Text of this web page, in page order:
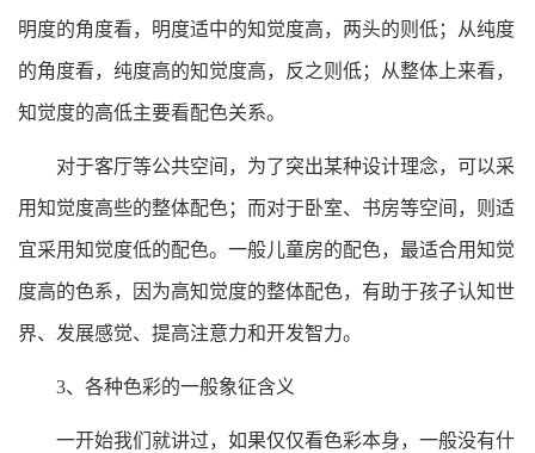
明度的角度看，明度适中的知觉度高，两头的则低；从纯度
的角度看，纯度高的知觉度高，反之则低；从整体上来看，
知觉度的高低主要看配色关系。
对于客厅等公共空间，为了突出某种设计理念，可以采
用知觉度高些的整体配色；而对于卧室、书房等空间，则适
宜采用知觉度低的配色。一般儿童房的配色，最适合用知觉
度高的色系，因为高知觉度的整体配色，有助于孩子认知世
界、发展感觉、提高注意力和开发智力。
3、各种色彩的一般象征含义
一开始我们就讲过，如果仅仅看色彩本身，一般没有什